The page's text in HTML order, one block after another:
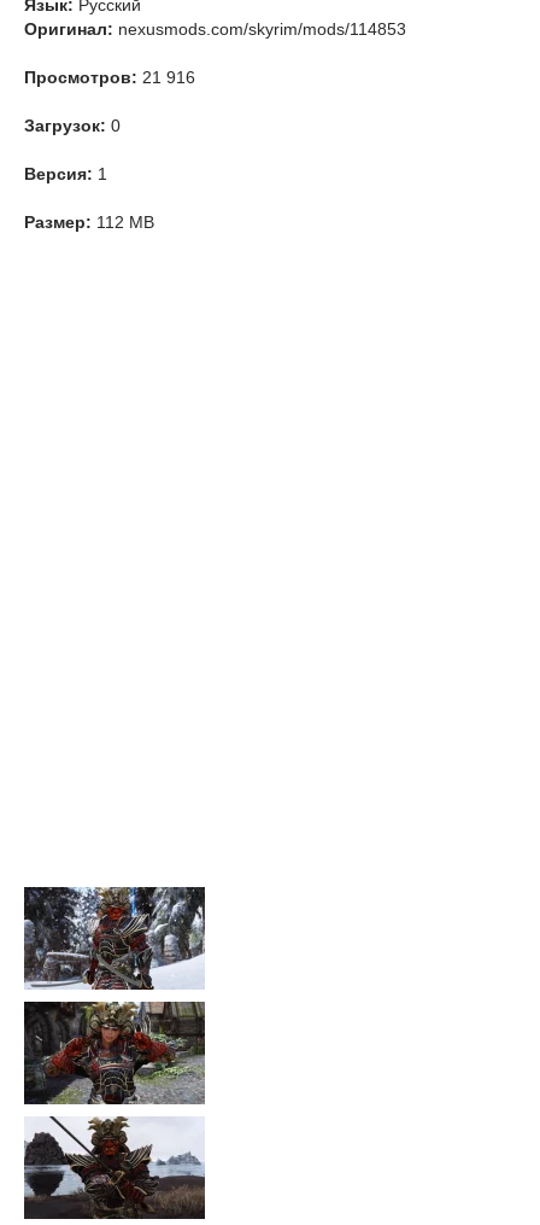
Язык: Русский
Оригинал: nexusmods.com/skyrim/mods/114853
Просмотров: 21 916
Загрузок: 0
Версия: 1
Размер: 112 MB